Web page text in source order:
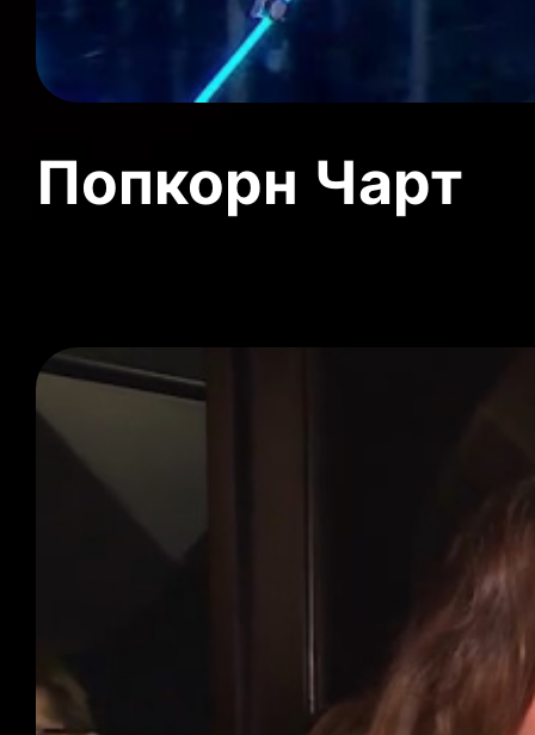
Попкорн Чарт